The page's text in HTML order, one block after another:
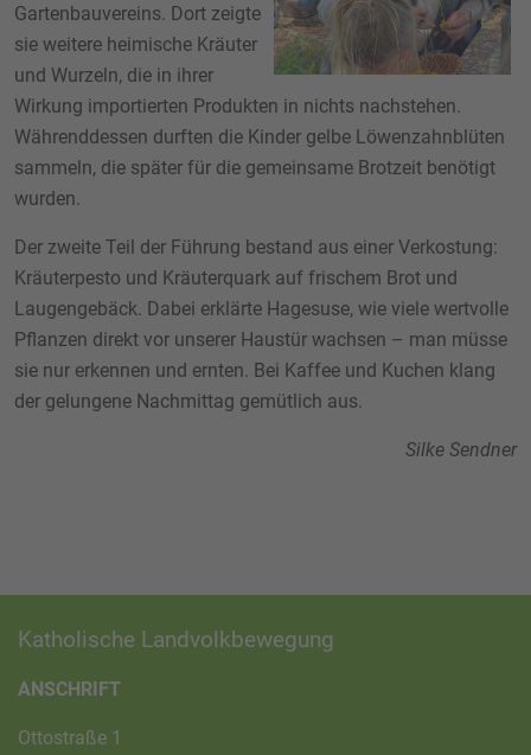
Gartenbauvereins. Dort zeigte
sie weitere heimische Kräuter
und Wurzeln, die in ihrer
Wirkung importierten Produkten in nichts nachstehen.
Währenddessen durften die Kinder gelbe Löwenzahnblüten
sammeln, die später für die gemeinsame Brotzeit benötigt
wurden.
Der zweite Teil der Führung bestand aus einer Verkostung:
Kräuterpesto und Kräuterquark auf frischem Brot und
Laugengebäck. Dabei erklärte Hagesuse, wie viele wertvolle
Pflanzen direkt vor unserer Haustür wachsen – man müsse
sie nur erkennen und ernten. Bei Kaffee und Kuchen klang
der gelungene Nachmittag gemütlich aus.
Silke Sendner
Katholische Landvolkbewegung
ANSCHRIFT
Ottostraße 1